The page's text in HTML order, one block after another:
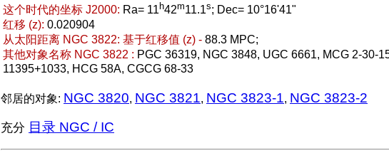
这个时代的坐标 J2000: Ra= 11 h42m11.1s; Dec= 10°16'41"
红移 (z): 0.020904
从太阳距离 NGC 3822: 基于红移值 (z) - 88.3 MPC;
其他对象名称 NGC 3822 : PGC 36319, NGC 3848, UGC 6661, MCG 2-30-
11395+1033, HCG 58A, CGCG 68-33
邻居的对象: NGC 3820, NGC 3821, NGC 3823-1, NGC 3823-2
充分 目录 NGC / IC